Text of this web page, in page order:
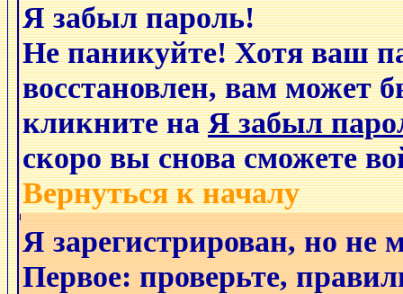
Я забыл пароль!
Не паникуйте! Хотя ваш
восстановлен, вам может
кликните наЯ забыл
скоро вы снова сможете
Вернуться к началу
Я зарегистрирован, но не
Первое: проверьте,